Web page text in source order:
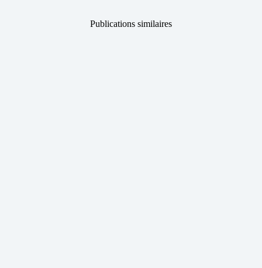
Publications similaires